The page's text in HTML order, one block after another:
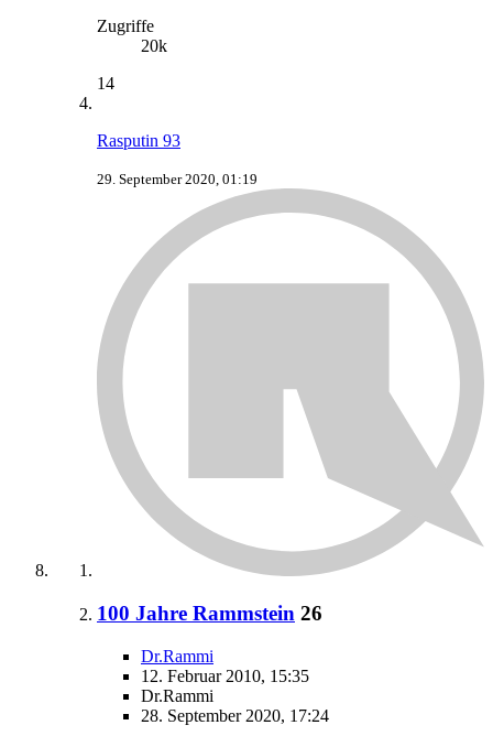
Zugriffe
20k
14
Rasputin 93
29. September 2020, 01:19
100 Jahre Rammstein 26
Dr.Rammi
12. Februar 2010, 15:35
Dr.Rammi
28. September 2020, 17:24